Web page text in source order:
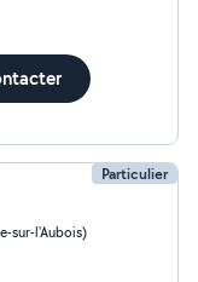
Particulier
sur-l'Aubois)